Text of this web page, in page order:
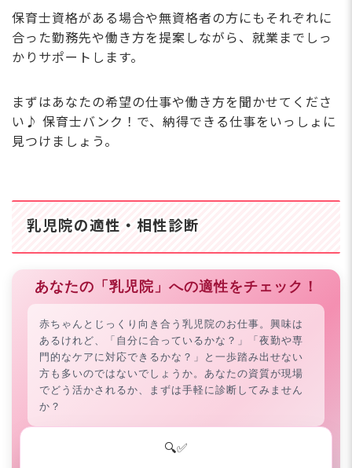
保育士資格がある場合や無資格者の方にもそれぞれに
合った勤務先や働き方を提案しながら、就業までしっ
かりサポートします。
まずはあなたの希望の仕事や働き方を聞かせてくださ
い♪ 保育士バンク！で、納得できる仕事をいっしょに
見つけましょう。
乳児院の適性・相性診断
あなたの「乳児院」への適性をチェック！
赤ちゃんとじっくり向き合う乳児院のお仕事。興味は
あるけれど、「自分に合っているかな？」「夜勤や専
門的なケアに対応できるかな？」と一歩踏み出せない
方も多いのではないでしょうか。あなたの資質が現場
でどう活かされるか、まずは手軽に診断してみません
か？
🔍✅